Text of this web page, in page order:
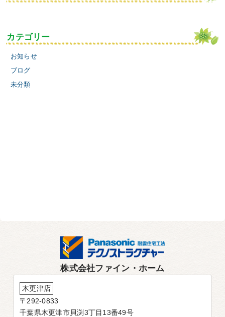
カテゴリー
お知らせ
ブログ
未分類
株式会社ファイン・ホーム
木更津店
〒292-0833
千葉県木更津市貝渕3丁目13番49号